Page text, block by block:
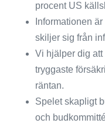
procent US
Informationen
skiljer sig från
Vi hjälper dig att
tryggaste
räntan.
Spelet skapligt
och